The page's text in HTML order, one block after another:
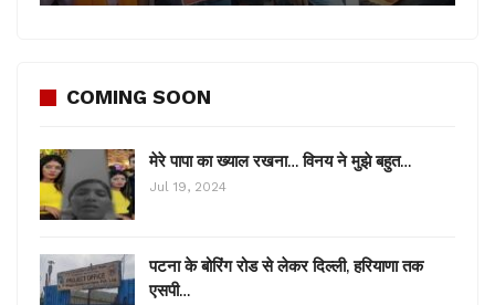
COMING SOON
मेरे पापा का ख्याल रखना… विनय ने मुझे बहुत…
Jul 19, 2024
पटना के बोरिंग रोड से लेकर दिल्ली, हरियाणा तक
एसपी…